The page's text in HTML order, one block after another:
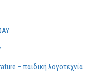
– παιδική λογοτεχνία